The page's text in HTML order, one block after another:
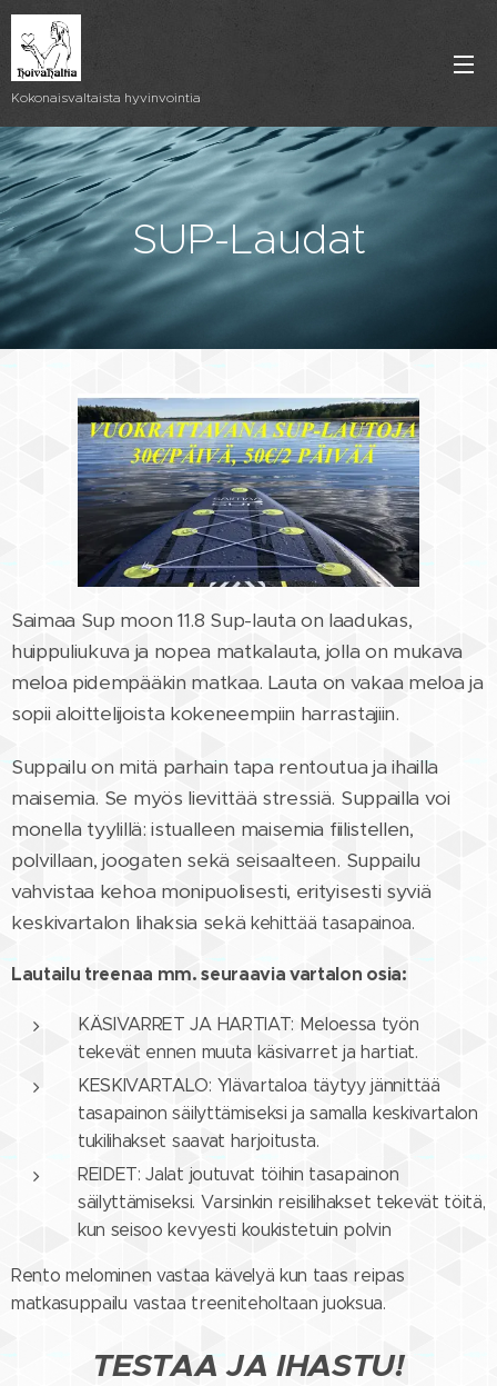
Kokonaisvaltaista hyvinvointia
SUP-Laudat
Saimaa Sup moon 11.8 Sup-lauta on laadukas,
huippuliukuva ja nopea matkalauta, jolla on mukava
meloa pidempääkin matkaa. Lauta on vakaa meloa ja
sopii aloittelijoista kokeneempiin harrastajiin.
Suppailu on mitä parhain tapa rentoutua ja ihailla
maisemia. Se myös lievittää stressiä. Suppailla voi
monella tyylillä: istualleen maisemia fiilistellen,
polvillaan, joogaten sekä seisaalteen. Suppailu
vahvistaa kehoa monipuolisesti, erityisesti syviä
keskivartalon lihaksia sekä kehittää tasapainoa.
Lautailu treenaa mm. seuraavia vartalon osia:
KÄSIVARRET JA HARTIAT: Meloessa työn
tekevät ennen muuta käsivarret ja hartiat.
KESKIVARTALO: Ylävartaloa täytyy jännittää
tasapainon säilyttämiseksi ja samalla keskivartalon
tukilihakset saavat harjoitusta.
REIDET: Jalat joutuvat töihin tasapainon
säilyttämiseksi. Varsinkin reisilihakset tekevät töitä,
kun seisoo kevyesti koukistetuin polvin
Rento melominen vastaa kävelyä kun taas reipas
matkasuppailu vastaa treeniteholtaan juoksua.
TESTAA JA IHASTU!